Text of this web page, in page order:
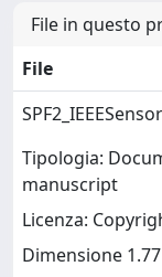
File in questo
File
Tipologia:
manuscript
Licenza:
Dimensione